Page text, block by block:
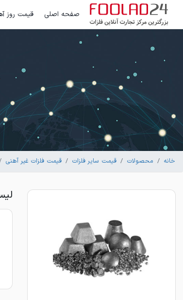
صفحه اصلی قیمت روز
خانه محصولات قیمت سایر فلزات قیمت فلزات غیر آهنی